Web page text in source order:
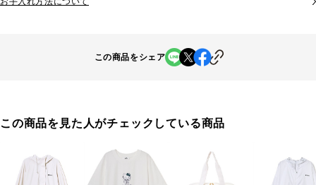
この商品をシェア
この商品を見た人がチェックしている商品